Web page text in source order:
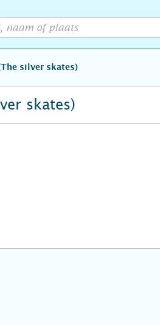
silver skates)
skates)